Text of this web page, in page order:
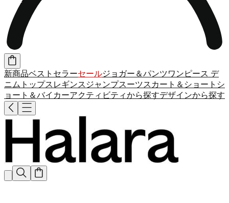
新商品ベストセラーセールジョガー＆パンツワンピース デ
ニム トップス レギンス ジャンプスーツスカート＆ショート シ
ョート＆バイカーアクティビティから探すデザインから探す